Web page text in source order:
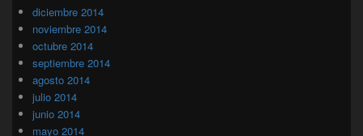
diciembre 2014
noviembre 2014
octubre 2014
septiembre 2014
agosto 2014
julio 2014
junio 2014
mayo 2014